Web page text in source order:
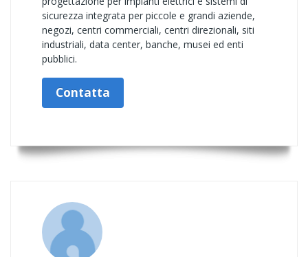
sicurezza integrata per piccole e grandi aziende,
negozi, centri commerciali, centri direzionali, siti
industriali, data center, banche, musei ed enti
pubblici.
Contatta